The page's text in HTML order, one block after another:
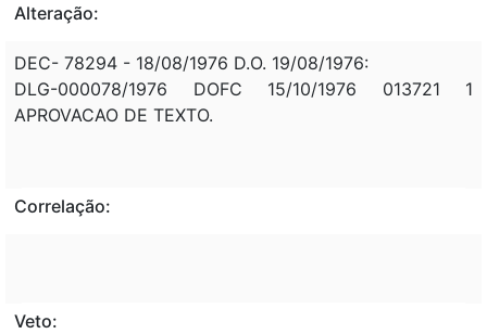
Alteração:
DEC- 78294 - 18/08/1976 D.O. 19/08/1976:
DLG-000078/1976 DOFC 15/10/1976 013721 1
APROVACAO DE TEXTO.
Correlação:
Veto: